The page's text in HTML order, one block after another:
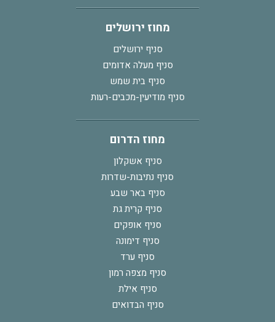
מחוז ירושלים
סניף ירושלים
סניף מעלה אדומים
סניף בית שמש
סניף מודיעין-מכבים-רעות
מחוז הדרום
סניף אשקלון
סניף נתיבות-שדרות
סניף באר שבע
סניף קרית גת
סניף אופקים
סניף דימונה
סניף ערד
סניף מצפה רמון
סניף אילת
סניף הבדואים